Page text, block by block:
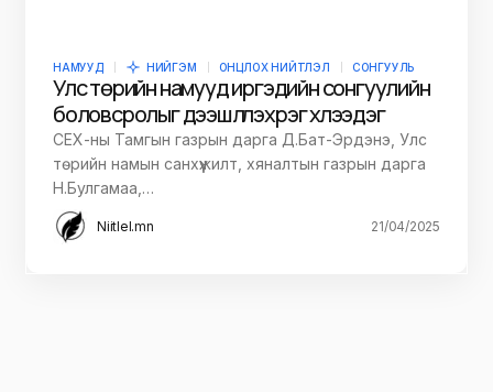
НАМУУД НИЙГЭМ ОНЦЛОХ НИЙТЛЭЛ СОНГУУЛЬ
Улс төрийн намууд иргэдийн сонгуулийн
боловсролыг дээшлүүлэх үүрэг хүлээдэг
СЕХ-ны Тамгын газрын дарга Д.Бат-Эрдэнэ, Улс
төрийн намын санхүүжилт, хяналтын газрын дарга
Н.Булгамаа,…
Niitlel.mn 21/04/2025